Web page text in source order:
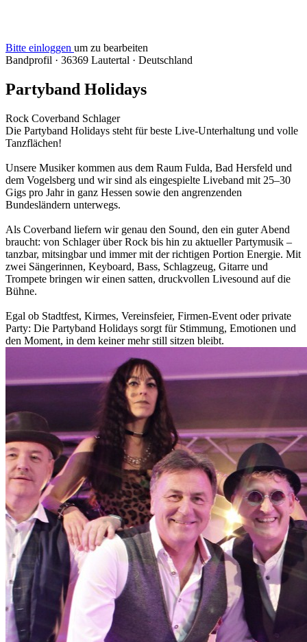
Bitte einloggen um zu bearbeiten
Bandprofil · 36369 Lautertal · Deutschland
Partyband Holidays
Rock Coverband Schlager
Die Partyband Holidays steht für beste Live-Unterhaltung und volle
Tanzflächen!
Unsere Musiker kommen aus dem Raum Fulda, Bad Hersfeld und
dem Vogelsberg und wir sind als eingespielte Liveband mit 25–30
Gigs pro Jahr in ganz Hessen sowie den angrenzenden
Bundesländern unterwegs.
Als Coverband liefern wir genau den Sound, den ein guter Abend
braucht: von Schlager über Rock bis hin zu aktueller Partymusik –
tanzbar, mitsingbar und immer mit der richtigen Portion Energie. Mit
zwei Sängerinnen, Keyboard, Bass, Schlagzeug, Gitarre und
Trompete bringen wir einen satten, druckvollen Livesound auf die
Bühne.
Egal ob Stadtfest, Kirmes, Vereinsfeier, Firmen-Event oder private
Party: Die Partyband Holidays sorgt für Stimmung, Emotionen und
den Moment, in dem keiner mehr still sitzen bleibt.